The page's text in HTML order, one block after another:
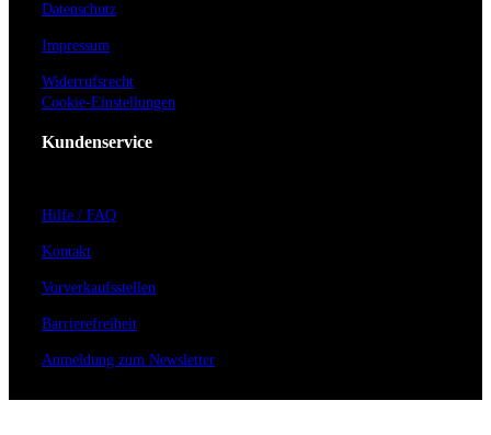
Datenschutz
Impressum
Widerrufsrecht
Cookie-Einstellungen
Kundenservice
Hilfe / FAQ
Kontakt
Vorverkaufsstellen
Barrierefreiheit
Anmeldung zum Newsletter